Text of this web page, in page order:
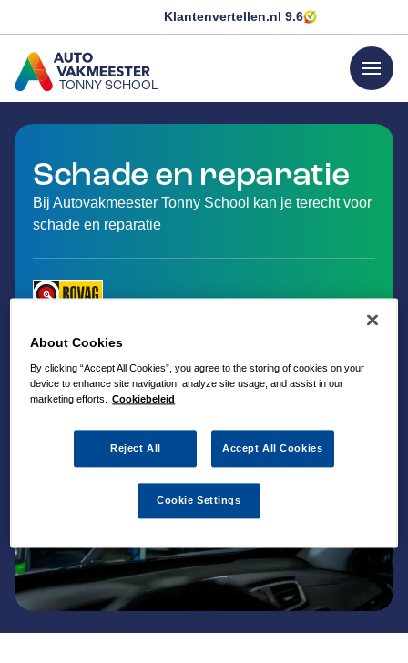
Klantenvertellen.nl 9.6
TONNY SCHOOL
GA NAAR DE HOMEPAGINA
menu
Schade en reparatie
Bij Autovakmeester Tonny School kan je terecht voor
schade en reparatie
About Cookies
By clicking “Accept All Cookies”, you agree to the storing of cookies on your
device to enhance site navigation, analyze site usage, and assist in our
marketing efforts.
Cookiebeleid
Reject All Accept All Cookies
Cookie Settings